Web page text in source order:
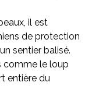
il est
de protection
sentier balisé.
comme le loup
entière du